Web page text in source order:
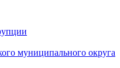
муниципального округа